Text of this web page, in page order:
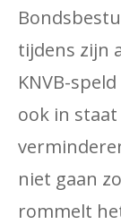
tijdens zijn
KNVB-
ook in
niet gaan
rommelt